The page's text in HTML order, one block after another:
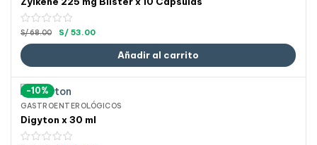
S/68.00 S/ 53.00
Añadir al carrito
-10%
GASTROENTEROLÓGICOS
Digyton x 30 ml